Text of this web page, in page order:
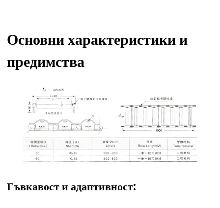
Основни характеристики и
предимства
Гъвкавост и адаптивност: